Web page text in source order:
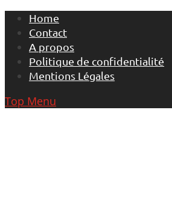
Skip
content
Home
Contact
A propos
Politique de confidentialité
Mentions Légales
Top Menu